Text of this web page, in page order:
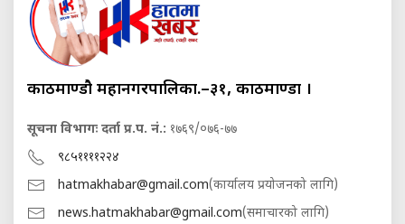
काठमाण्डौ महानगरपालिका.–३१, काठमाण्डौं ।
सूचना विभागः दर्ता प्र.प. नं.: १७६९/०७६-७७
९८५११११२२४
hatmakhabar@gmail.com(कार्यालय प्रयोजनको लागि)
news.hatmakhabar@gmail.com(समाचारको लागि)